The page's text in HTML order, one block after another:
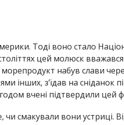
Тоді воно стало
цей молюск
морепродукт набув слави
інших, з’їдав на сніданок
вчені підтвердили цей
смакували вони устриці.